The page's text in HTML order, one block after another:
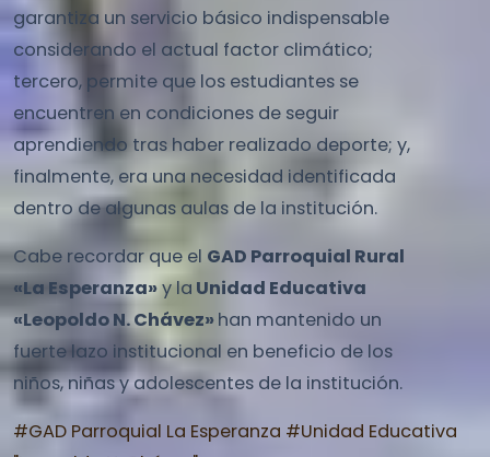
garantiza un servicio básico indispensable
considerando el actual factor climático;
tercero, permite que los estudiantes se
encuentren en condiciones de seguir
aprendiendo tras haber realizado deporte; y,
finalmente, era una necesidad identificada
dentro de algunas aulas de la institución.
Cabe recordar que el GAD Parroquial Rural
«La Esperanza»y la Unidad Educativa
«Leopoldo N. Chávez» han mantenido un
fuerte lazo institucional en beneficio de los
niños, niñas y adolescentes de la institución.
#GAD Parroquial La Esperanza #Unidad Educativa